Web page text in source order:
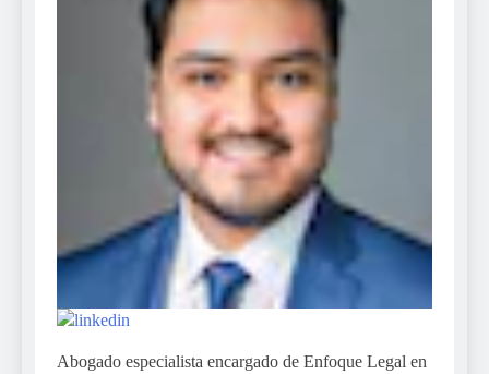
Abogado especialista encargado de Enfoque Legal en